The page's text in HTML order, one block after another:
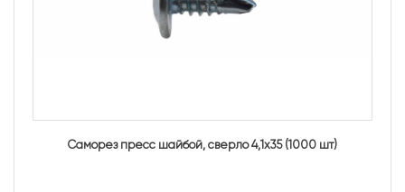
Саморез пресс шайбой, сверло 4,1х35 (1000 шт)